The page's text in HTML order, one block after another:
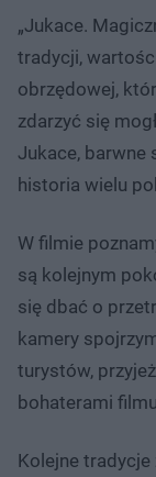
„Jukace.
tradycji,
obrzędowej,
zdarzyć się
Jukace, barwne
historia wielu
W filmie
są kolejnym
się dbać o
kamery
turystów,
bohaterami
Kolejne tradycje